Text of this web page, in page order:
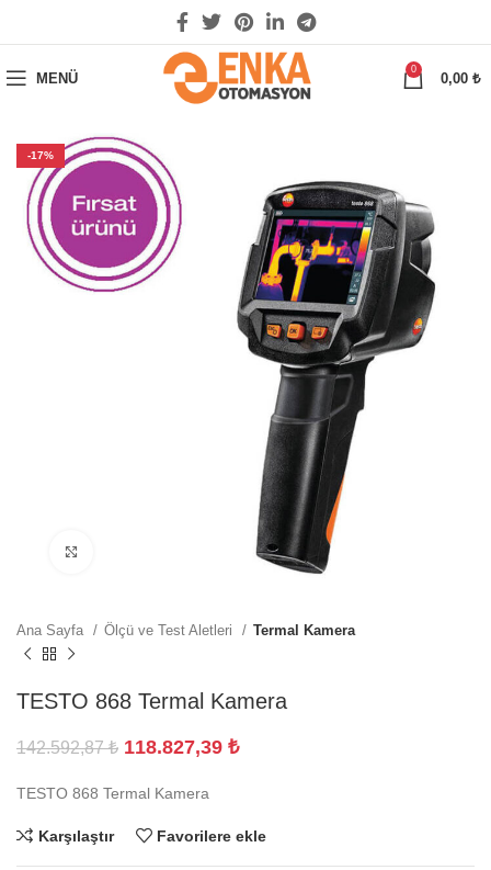
MENÜ
0
0,00 ₺
-17%
Ana Sayfa Ölçü ve Test Aletleri Termal Kamera
TESTO 868 Termal Kamera
142.592,87₺ 118.827,39 ₺
TESTO 868 Termal Kamera
Karşılaştır Favorilere ekle